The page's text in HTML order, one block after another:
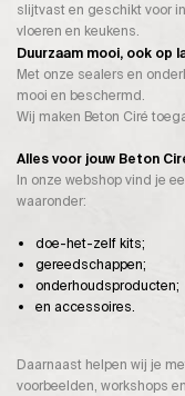
slijtvast en geschikt voor
vloeren en keukens.
Duurzaam mooi, ook op
Met onze sealers en
mooi en beschermd.
Wij maken Beton Ciré
Alles voor jouw Beton
In onze webshop vind je
waaronder:
doe-het-zelf kits;
gereedschappen;
onderhoudsproducten;
en accessoires.
Daarnaast helpen wij je
voorbeelden, workshops